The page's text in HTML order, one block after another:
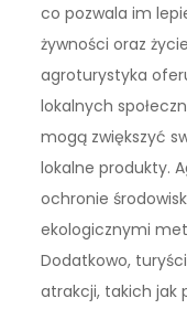
co pozwala im
żywności oraz
agroturystyka
lokalnych
mogą zwiększyć
lokalne produkty.
ochronie
ekologicznymi
Dodatkowo,
atrakcji, takich jak